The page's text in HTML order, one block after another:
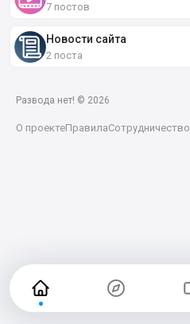
7 постов
Новости сайта
2 поста
О проектеПравилаСотрудничество
Развода нет! © 2026